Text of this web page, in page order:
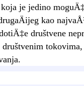
je jedino
kao
društvene
društvenim tokovima
.